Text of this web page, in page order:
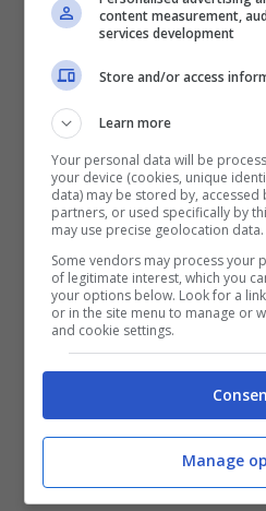
2. Punto G /Man
cercato e
nell’uomo. Il punto G
chiama “Punto L” ed
e l’ano.
3. “Nuota e nuota,
cartone “Alla
pesciolina Dory ad
memoria a breve
i maschietti ad
Uno studio dell’
Scienza e Tecnologia
content measurement,
services development
Store and/or access
Learn more
Your personal data will be
your device (cookies, unique
data) may be stored by,
partners, or used specifically by
may use precise geolocation data.
Some vendors may process your
of legitimate interest, which you
your options below. Look for a
or in the site menu to manage or
and cookie settings.
Manage